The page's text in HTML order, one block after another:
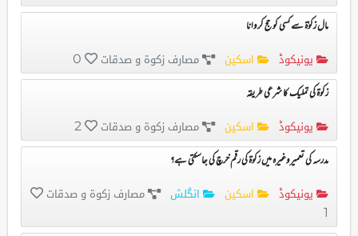
مال زکوٰۃ سے کسی کو حج کروانا
یونیکوڈ اسکین مصارف زکوۃ و صدقات 0
زکوۃ کی تملیک کا شرعی طریقہ
یونیکوڈ اسکین مصارف زکوۃ و صدقات 2
مدرسہ کی تعمیروغیرہ میں زکوۃ کی رقم خرچ کی جاسکتی ہے؟
یونیکوڈ اسکین انگلش مصارف زکوۃ و صدقات
1